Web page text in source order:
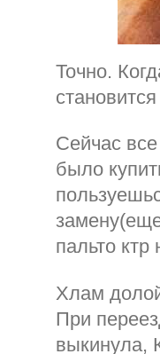
Точно.
Сейчас
было
пальто
Хлам
При
выкинула,